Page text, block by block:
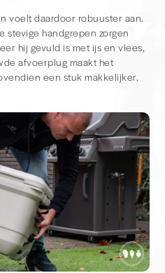
voelt daardoor robuuster aan.
stevige handgrepen zorgen
hij gevuld is met ijs en vlees,
afvoerplug maakt het
een stuk makkelijker.